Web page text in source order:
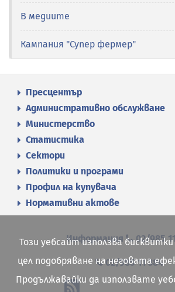
В медиите
Кампания "Супер фермер"
Пресцентър
Административно обслужване
Министерство
Статистика
Сектори
Политики и програми
Профил на купувача
Нормативни актове
Информация 02/985
02/985 11 384
Този уебсайт използва бисквитки
цел подобряване на неговата
Продължавайки да използвате